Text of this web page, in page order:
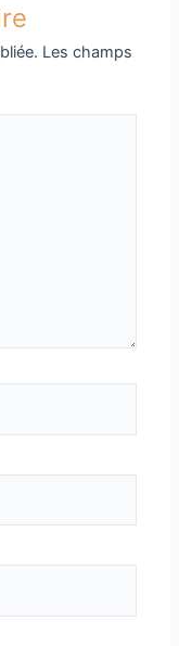
Les champs